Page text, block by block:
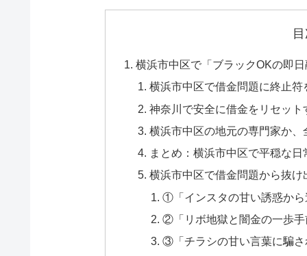
横浜市中区で「ブラックOKの即
横浜市中区で借金問題に終止
神奈川で安全に借金をリセッ
横浜市中区の地元の専門家か
まとめ：横浜市中区で平穏な
横浜市中区で借金問題から抜
①「インスタの甘い誘惑か
②「リボ地獄と闇金の一歩
③「チラシの甘い言葉に騙